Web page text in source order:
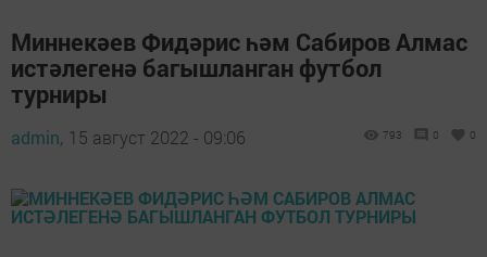
Миннекәев Фидәрис һәм Сабиров Алмас
истәлегенә багышланган футбол
турниры
admin, 15 август 2022 - 09:06 793 0 0